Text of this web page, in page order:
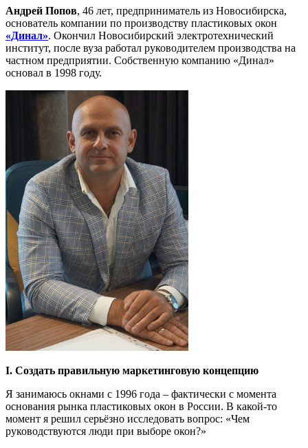
Андрей Попов, 46 лет, предприниматель из Новосибирска,
основатель компании по производству пластиковых окон
«Динал». Окончил Новосибирский электротехнический
институт, после вуза работал руководителем производства на
частном предприятии. Собственную компанию «Динал»
основал в 1998 году.
I. Создать правильную маркетинговую концепцию
Я занимаюсь окнами с 1996 года – фактически с момента
основания рынка пластиковых окон в России. В какой-то
момент я решил серьёзно исследовать вопрос: «Чем
руководствуются люди при выборе окон?»